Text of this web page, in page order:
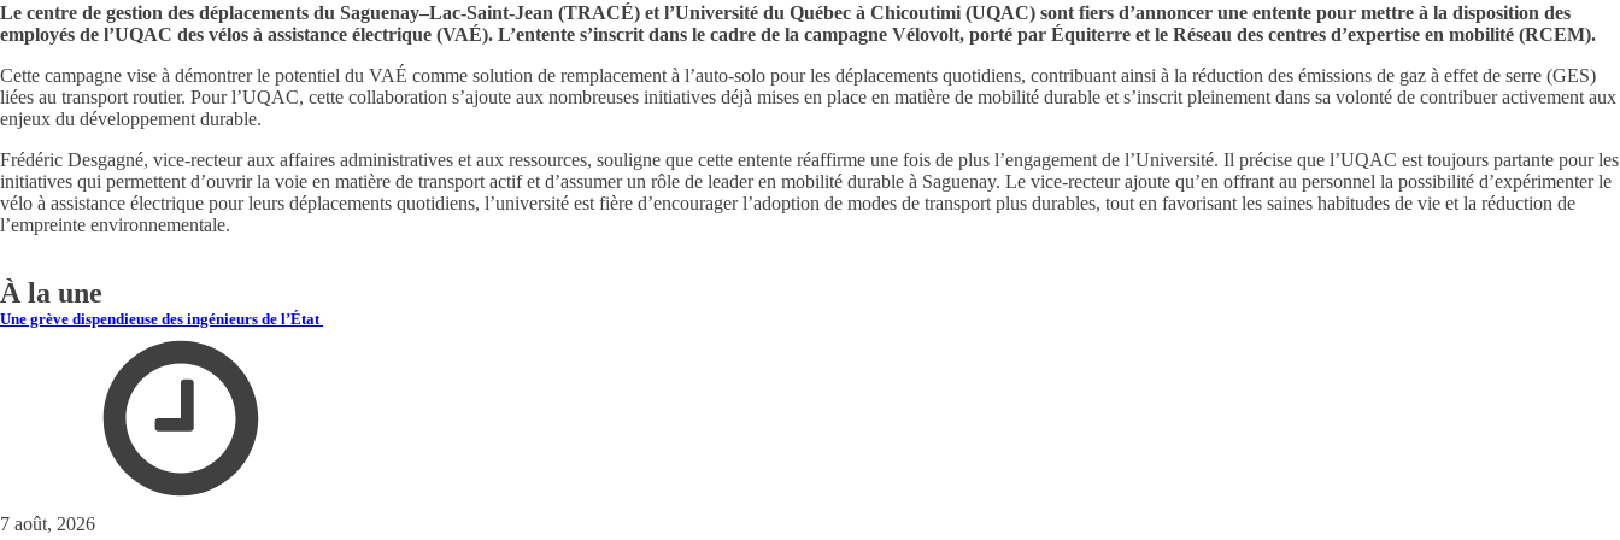
Le centre de gestion des déplacements du Saguenay–Lac-Saint-Jean (TRACÉ) et l’Université du Québec à Chicoutimi (UQAC) sont fiers d’annoncer une entente pour mettre à la disposition des
employés de l’UQAC des vélos à assistance électrique (VAÉ). L’entente s’inscrit dans le cadre de la campagne Vélovolt, porté par Équiterre et le Réseau des centres d’expertise en mobilité (RCEM).
Cette campagne vise à démontrer le potentiel du VAÉ comme solution de remplacement à l’auto-solo pour les déplacements quotidiens, contribuant ainsi à la réduction des émissions de gaz à effet de serre (GES)
liées au transport routier. Pour l’UQAC, cette collaboration s’ajoute aux nombreuses initiatives déjà mises en place en matière de mobilité durable et s’inscrit pleinement dans sa volonté de contribuer activement aux
enjeux du développement durable.
Frédéric Desgagné, vice-recteur aux affaires administratives et aux ressources, souligne que cette entente réaffirme une fois de plus l’engagement de l’Université. Il précise que l’UQAC est toujours partante pour les
initiatives qui permettent d’ouvrir la voie en matière de transport actif et d’assumer un rôle de leader en mobilité durable à Saguenay. Le vice-recteur ajoute qu’en offrant au personnel la possibilité d’expérimenter le
vélo à assistance électrique pour leurs déplacements quotidiens, l’université est fière d’encourager l’adoption de modes de transport plus durables, tout en favorisant les saines habitudes de vie et la réduction de
l’empreinte environnementale.
À la une
Une grève dispendieuse des ingénieurs de l’État
7 août, 2026